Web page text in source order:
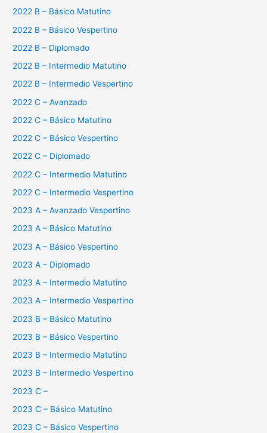
2022 B – Básico Matutino
2022 B – Básico Vespertino
2022 B – Diplomado
2022 B – Intermedio Matutino
2022 B – Intermedio Vespertino
2022 C – Avanzado
2022 C – Básico Matutino
2022 C – Básico Vespertino
2022 C – Diplomado
2022 C – Intermedio Matutino
2022 C – Intermedio Vespertino
2023 A – Avanzado Vespertino
2023 A – Básico Matutino
2023 A – Básico Vespertino
2023 A – Diplomado
2023 A – Intermedio Matutino
2023 A – Intermedio Vespertino
2023 B – Básico Matutino
2023 B – Básico Vespertino
2023 B – Intermedio Matutino
2023 B – Intermedio Vespertino
2023 C –
2023 C – Básico Matutino
2023 C – Básico Vespertino